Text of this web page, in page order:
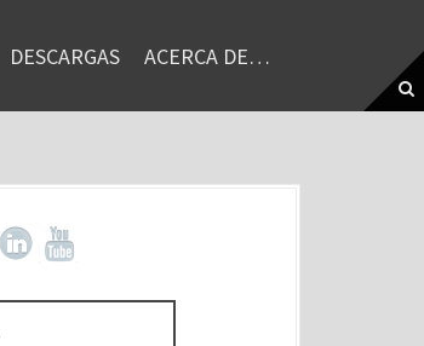
DESCARGAS ACERCA DE…